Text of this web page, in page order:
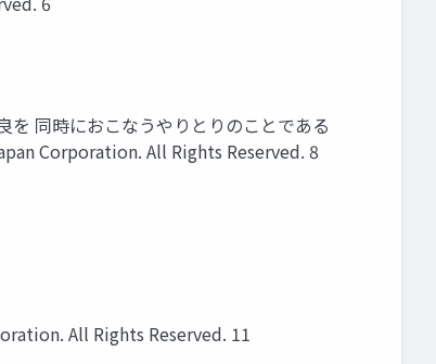
同時におこなうやりとりのことである
Corporation. All Rights Reserved. 8
All Rights Reserved. 11